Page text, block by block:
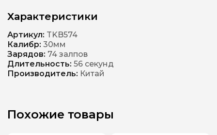
Характеристики
Артикул: TKB574
Калибр: 30мм
Зарядов: 74 залпов
Длительность: 56 секунд
Производитель: Китай
Похожие товары